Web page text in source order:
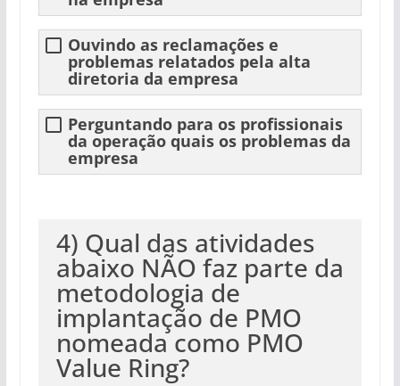
Ouvindo as reclamações e
problemas relatados pela alta
diretoria da empresa
Perguntando para os profissionais
da operação quais os problemas da
empresa
4) Qual das atividades
abaixo NÃO faz parte da
metodologia de
implantação de PMO
nomeada como PMO
Value Ring?